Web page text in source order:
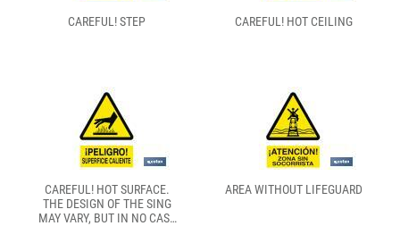
CAREFUL! STEP CAREFUL! HOT CEILING
CAREFUL! HOT SURFACE.
THE DESIGN OF THE SING
MAY VARY, BUT IN NO CASE
AREA WITHOUT LIFEGUARD